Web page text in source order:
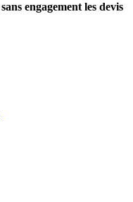
sans engagement les devis